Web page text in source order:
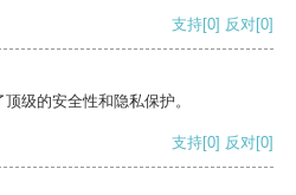
支持[0] 反对[0]
级的安全性和隐私保护。
支持[0] 反对[0]